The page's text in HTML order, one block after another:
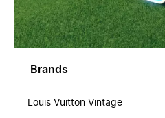
Brands
Louis Vuitton Vintage